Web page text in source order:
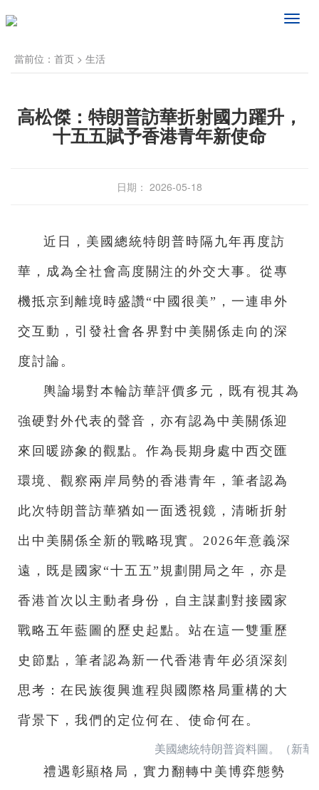
频
當前位： 首页 > 生活
高松傑：特朗普訪華折射國力躍升，
十五五賦予香港青年新使命
日期： 2026-05-18
近日，美國總統特朗普時隔九年再度訪
華，成為全社會高度關注的外交大事。從專
機抵京到離境時盛讚“中國很美”，一連串外
交互動，引發社會各界對中美關係走向的深
度討論。
輿論場對本輪訪華評價多元，既有視其為
強硬對外代表的聲音，亦有認為中美關係迎
來回暖跡象的觀點。作為長期身處中西交匯
環境、觀察兩岸局勢的香港青年，筆者認為
此次特朗普訪華猶如一面透視鏡，清晰折射
出中美關係全新的戰略現實。2026年意義深
遠，既是國家“十五五”規劃開局之年，亦是
香港首次以主動者身份，自主謀劃對接國家
戰略五年藍圖的歷史起點。站在這一雙重歷
史節點，筆者認為新一代香港青年必須深刻
思考：在民族復興進程與國際格局重構的大
背景下，我們的定位何在、使命何在。
美國總統特朗普資料圖。（新華
禮遇彰顯格局，實力翻轉中美博弈態勢